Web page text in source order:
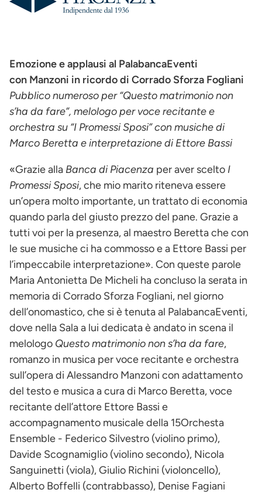
Emozione e applausi al PalabancaEventi
con Manzoni in ricordo di Corrado Sforza Fogliani
Pubblico numeroso per “Questo matrimonio non
s’ha da fare”, melologo per voce recitante e
orchestra su “I Promessi Sposi” con musiche di
Marco Beretta e interpretazione di Ettore Bassi
«Grazie alla Banca di Piacenza per aver scelto I
Promessi Sposi, che mio marito riteneva essere
un’opera molto importante, un trattato di economia
quando parla del giusto prezzo del pane. Grazie a
tutti voi per la presenza, al maestro Beretta che con
le sue musiche ci ha commosso e a Ettore Bassi per
l’impeccabile interpretazione». Con queste parole
Maria Antonietta De Micheli ha concluso la serata in
memoria di Corrado Sforza Fogliani, nel giorno
dell’onomastico, che si è tenuta al PalabancaEventi,
dove nella Sala a lui dedicata è andato in scena il
melologo Questo matrimonio non s’ha da fare,
romanzo in musica per voce recitante e orchestra
sull’opera di Alessandro Manzoni con adattamento
del testo e musica a cura di Marco Beretta, voce
recitante dell’attore Ettore Bassi e
accompagnamento musicale della 15Orchesta
Ensemble - Federico Silvestro (violino primo),
Davide Scognamiglio (violino secondo), Nicola
Sanguinetti (viola), Giulio Richini (violoncello),
Alberto Boffelli (contrabbasso), Denise Fagiani